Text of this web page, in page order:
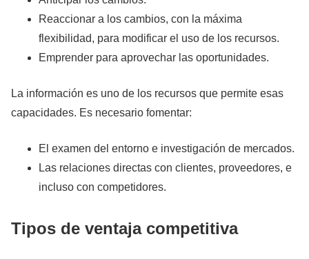
Reaccionar a los cambios, con la máxima
flexibilidad, para modificar el uso de los recursos.
Emprender para aprovechar las oportunidades.
La información es uno de los recursos que permite esas
capacidades. Es necesario fomentar:
El examen del entorno e investigación de mercados.
Las relaciones directas con clientes, proveedores, e
incluso con competidores.
Tipos de ventaja competitiva